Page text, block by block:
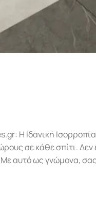
Η Ιδανική
σε κάθε σπίτι.
αυτό ως γνώμονα,